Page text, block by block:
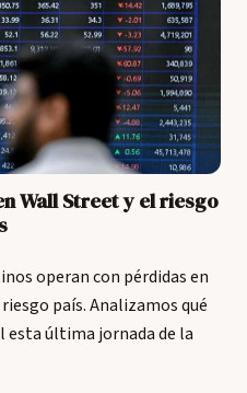
Wall Street y el riesgo
operan con pérdidas en
país. Analizamos qué
esta última jornada de la